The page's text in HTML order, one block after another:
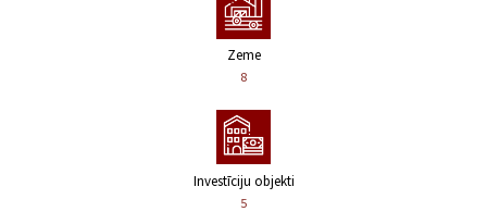
Zeme
8
Investīciju objekti
5